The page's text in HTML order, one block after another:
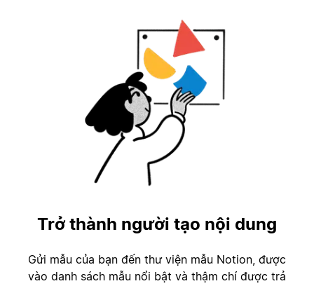
Trở thành người tạo nội dung
Gửi mẫu của bạn đến thư viện mẫu Notion, được
vào danh sách mẫu nổi bật và thậm chí được trả